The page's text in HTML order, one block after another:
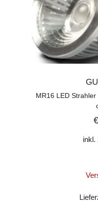
MR16 LED Strahler
inkl.